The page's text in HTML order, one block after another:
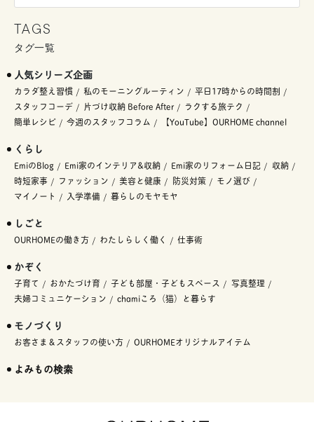
TAGS
タグ一覧
人気シリーズ企画
カラダ整え習慣 私のモーニングルーティン
平日17時からの時間割
スタッフコーデ
片づけ収納 Before After
ラクする旅テク
簡単レシピ
今週のスタッフコラム 【YouTube】OURHOME channel
くらし
EmiのBlog Emi家のインテリア&収納 Emi家のリフォーム日記
収納
時短家事
ファッション 美容と健康 防災対策
モノ選び
マイノート
入学準備 暮らしのモヤモヤ
しごと
OURHOMEの働き方 わたしらしく働く 仕事術
かぞく
子育て おかたづけ育 子ども部屋・子どもスペース
写真整理
夫婦コミュニケーション
chamiころ（猫）と暮らす
モノづくり
お客さま＆スタッフの使い方 OURHOMEオリジナルアイテム
よみもの検索